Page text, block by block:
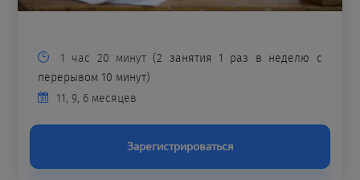
1 час 20 минут(2 занятия 1 раз в неделю с
перерывом 10 минут)
11, 9, 6 месяцев
Зарегистрироваться